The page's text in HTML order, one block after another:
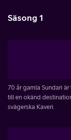
Säsong 1
70 år gamla Sundari
till en okänd
svägerska Kaveri.